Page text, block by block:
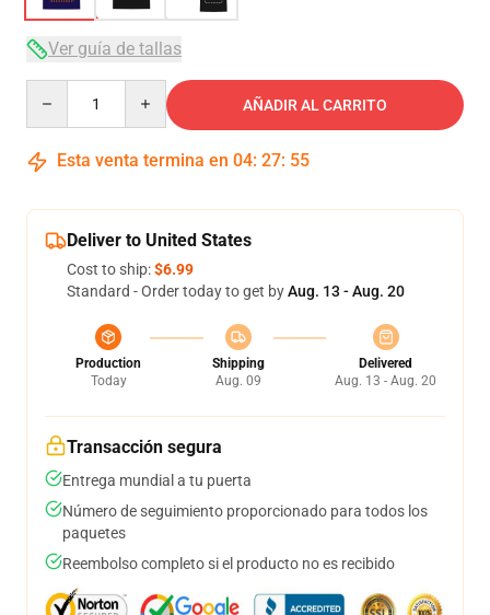
Ver guía de tallas
AÑADIR AL CARRITO
Esta venta termina en 04: 27: 54
Deliver to United States
Cost to ship:$6.99
Standard - Order today to get byAug. 13 - Aug. 20
Production
Today
Shipping
Aug. 09
Delivered
Aug. 13 - Aug. 20
Transacción segura
Entrega mundial a tu puerta
Número de seguimiento proporcionado para todos los
paquetes
Reembolso completo si el producto no es recibido